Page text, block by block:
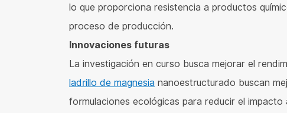
lo que proporciona resistencia a productos
proceso de producción.
Innovaciones futuras
La investigación en curso busca mejorar el
ladrillo de magnesia nanoestructurado buscan
formulaciones ecológicas para reducir el